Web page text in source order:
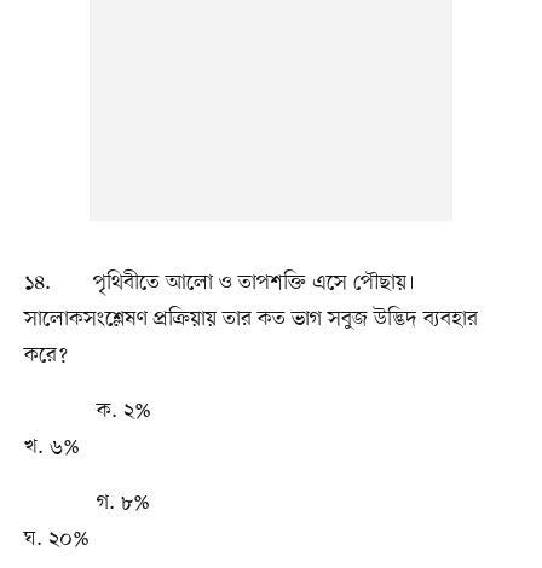
১৪. পৃথিবীতে আলো ও তাপশক্তি এসে পৌছায়।
সালোকসংশ্লেষণ প্রক্রিয়ায় তার কত ভাগ সবুজ উদ্ভিদ ব্যবহার
করে?
ক. ২%
খ. ৬%
গ. ৮%
ঘ. ২০%